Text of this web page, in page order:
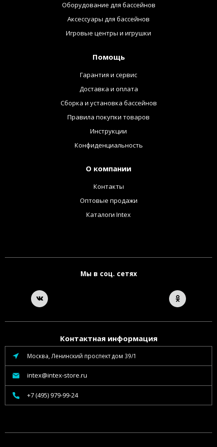
Оборудование для бассейнов
Аксессуары для бассейнов
Игровые центры и игрушки
Помощь
Гарантия и сервис
Доставка и оплата
Сборка и установка бассейнов
Правила покупки товаров
Инструкции
Конфиденциальность
О компании
Контакты
Оптовые продажи
Каталоги Intex
Мы в соц. сетях
Контактная информация
Москва, Ленинский проспект дом 39/1
intex@intex-store.ru
+7 (495) 979-99-24